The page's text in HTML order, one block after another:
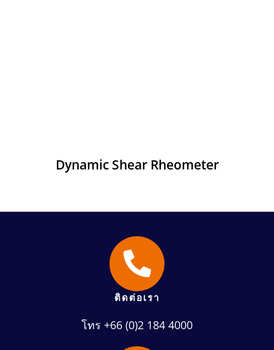
Dynamic Shear Rheometer
ติดต่อเรา
โทร +66 (0)2 184 4000